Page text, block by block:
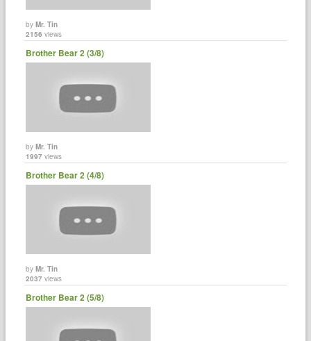
byMr. Tin
2156 views
Brother Bear 2 (3/8)
byMr. Tin
1997 views
Brother Bear 2 (4/8)
byMr. Tin
2037 views
Brother Bear 2 (5/8)